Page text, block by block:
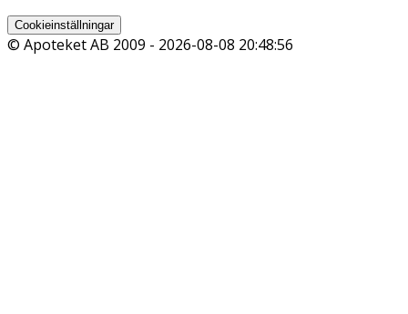
Cookieinställningar
© Apoteket AB 2009 - 2026-08-08 20:48:56